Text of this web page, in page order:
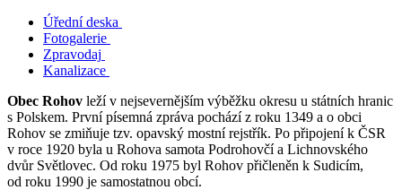
Úřední deska
Fotogalerie
Zpravodaj
Kanalizace
Obec Rohov leží v nejsevernějším výběžku okresu u státních hranic
s Polskem. První písemná zpráva pochází z roku 1349 a o obci
Rohov se zmiňuje tzv. opavský mostní rejstřík. Po připojení k ČSR
v roce 1920 byla u Rohova samota Podrohovčí a Lichnovského
dvůr Světlovec. Od roku 1975 byl Rohov přičleněn k Sudicím,
od roku 1990 je samostatnou obcí.